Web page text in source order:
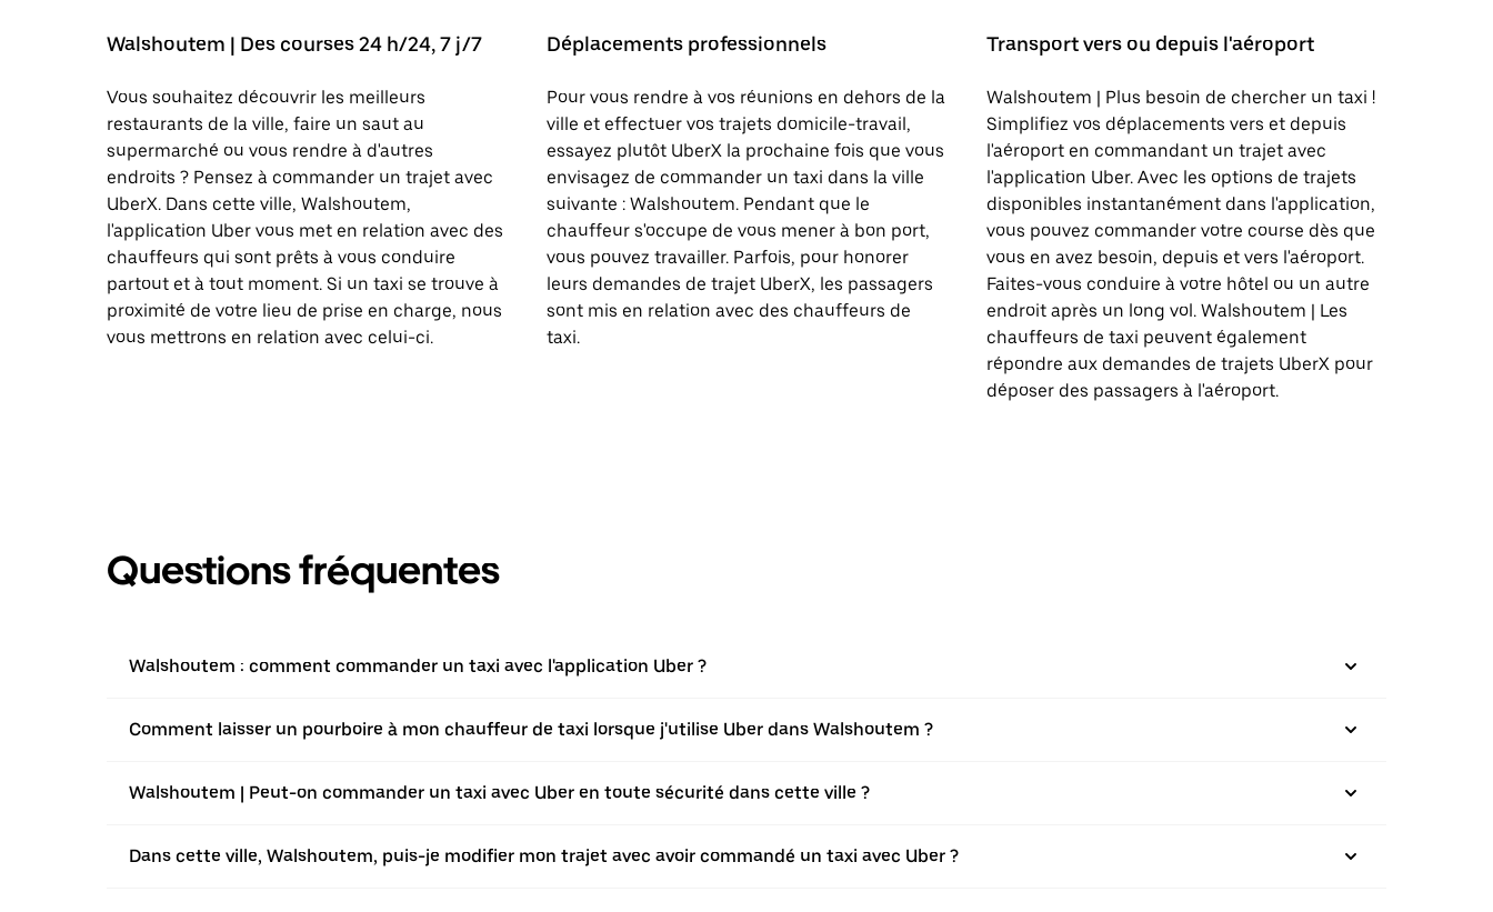
Walshoutem | Des courses 24 h/24, 7 j/7
Vous souhaitez découvrir les meilleurs
restaurants de la ville, faire un saut au
supermarché ou vous rendre à d'autres
endroits ? Pensez à commander un trajet avec
UberX. Dans cette ville, Walshoutem,
l'application Uber vous met en relation avec des
chauffeurs qui sont prêts à vous conduire
partout et à tout moment. Si un taxi se trouve à
proximité de votre lieu de prise en charge, nous
vous mettrons en relation avec celui-ci.
Déplacements professionnels
Pour vous rendre à vos réunions en dehors de la
ville et effectuer vos trajets domicile-travail,
essayez plutôt UberX la prochaine fois que vous
envisagez de commander un taxi dans la ville
suivante : Walshoutem. Pendant que le
chauffeur s'occupe de vous mener à bon port,
vous pouvez travailler. Parfois, pour honorer
leurs demandes de trajet UberX, les passagers
sont mis en relation avec des chauffeurs de
taxi.
Transport vers ou depuis l'aéroport
Walshoutem | Plus besoin de chercher un taxi !
Simplifiez vos déplacements vers et depuis
l'aéroport en commandant un trajet avec
l'application Uber. Avec les options de trajets
disponibles instantanément dans l'application,
vous pouvez commander votre course dès que
vous en avez besoin, depuis et vers l'aéroport.
Faites-vous conduire à votre hôtel ou un autre
endroit après un long vol. Walshoutem | Les
chauffeurs de taxi peuvent également
répondre aux demandes de trajets UberX pour
déposer des passagers à l'aéroport.
Questions fréquentes
Walshoutem : comment commander un taxi avec l'application Uber ?
Comment laisser un pourboire à mon chauffeur de taxi lorsque j'utilise Uber dans Walshoutem ?
Walshoutem | Peut-on commander un taxi avec Uber en toute sécurité dans cette ville ?
Dans cette ville, Walshoutem, puis-je modifier mon trajet avec avoir commandé un taxi avec Uber ?